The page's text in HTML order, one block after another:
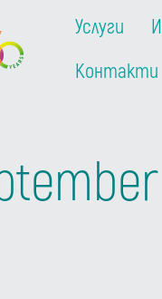
Услуги
Контакти